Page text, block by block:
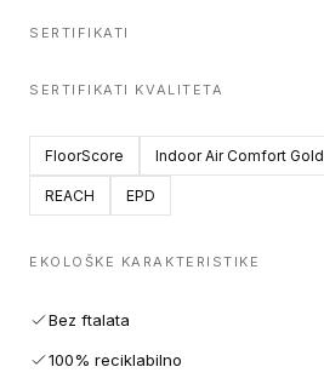
SERTIFIKATI
SERTIFIKATI KVALITETA
FloorScore Indoor Air Comfort Gold
REACH EPD
EKOLOŠKE KARAKTERISTIKE
Bez ftalata
100% reciklabilno